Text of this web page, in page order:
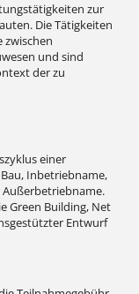
zur
Die Tätigkeiten
zwischen
und sind
der zu
einer
Inbetriebname,
Green Building, Net
Entwurf